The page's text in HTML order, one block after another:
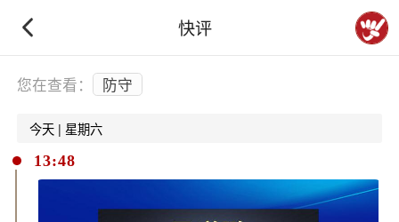
快评
下拉刷新
您在查看： 防守
今天 | 星期六
13:48